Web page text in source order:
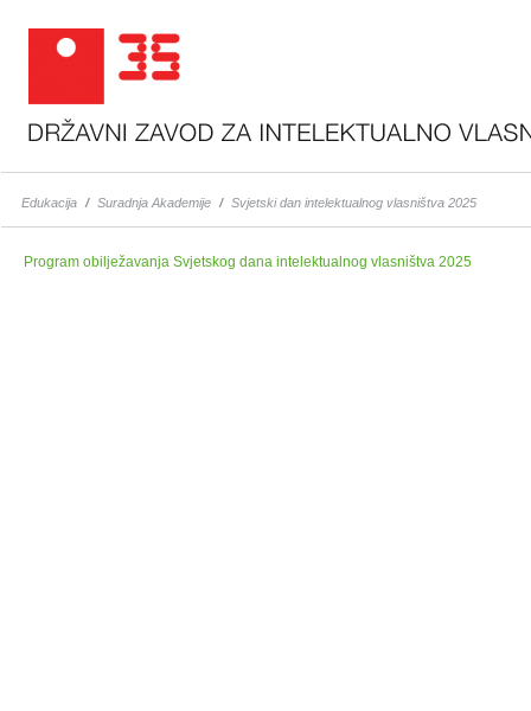
Edukacija / Suradnja Akademije / Svjetski dan intelektualnog vlasništva 2025
Program obilježavanja Svjetskog dana intelektualnog vlasništva 2025